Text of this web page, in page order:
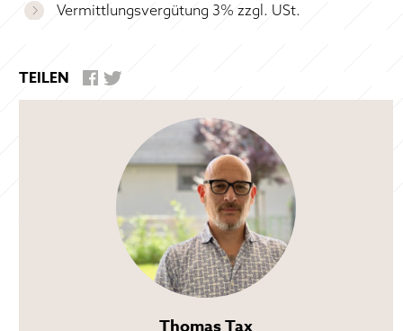
Vermittlungsvergütung 3% zzgl. USt.
TEILEN